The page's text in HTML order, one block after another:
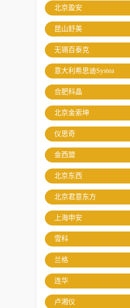
北京盈安
昆山舒美
无锡百泰克
意大利希思迪Systea
合肥科晶
北京金索坤
仪思奇
金西盟
北京东西
北京君意东方
上海申安
雪科
兰格
连华
卢湘仪